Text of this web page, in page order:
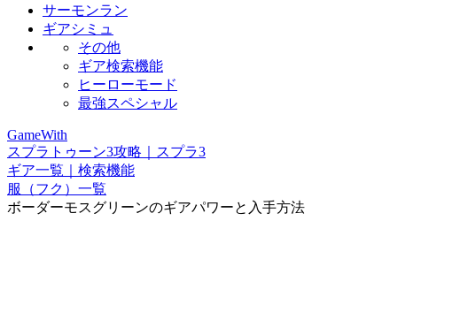
サーモンラン
ギアシミュ
その他
ギア検索機能
ヒーローモード
最強スペシャル
GameWith
スプラトゥーン3攻略｜スプラ3
ギア一覧｜検索機能
服（フク）一覧
ボーダーモスグリーンのギアパワーと入手方法